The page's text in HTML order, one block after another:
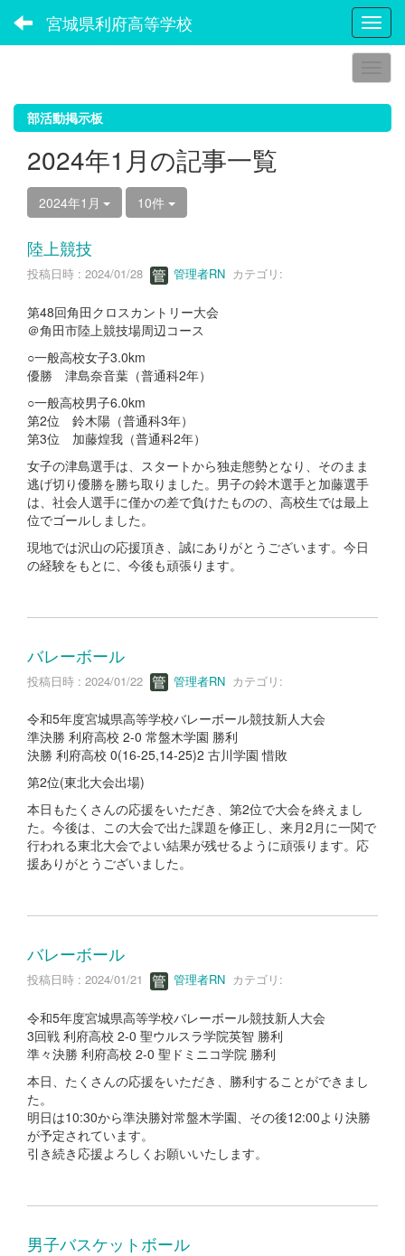
宮城県利府高等学校
部活動掲示板
2024年1月の記事一覧
2024年1月 10件
陸上競技
投稿日時 : 2024/01/28 管理者RN カテゴリ:
第48回角田クロスカントリー大会
＠角田市陸上競技場周辺コース
○一般高校女子3.0km
優勝 津島奈音葉（普通科2年）
○一般高校男子6.0km
第2位 鈴木陽（普通科3年）
第3位 加藤煌我（普通科2年）
女子の津島選手は、スタートから独走態勢となり、そのまま
逃げ切り優勝を勝ち取りました。男子の鈴木選手と加藤選手
は、社会人選手に僅かの差で負けたものの、高校生では最上
位でゴールしました。
現地では沢山の応援頂き、誠にありがとうございます。今日
の経験をもとに、今後も頑張ります。
バレーボール
投稿日時 : 2024/01/22 管理者RN カテゴリ:
令和5年度宮城県高等学校バレーボール競技新人大会
準決勝 利府高校 2-0 常盤木学園 勝利
決勝 利府高校 0(16-25,14-25)2 古川学園 惜敗
第2位(東北大会出場)
本日もたくさんの応援をいただき、第2位で大会を終えまし
た。今後は、この大会で出た課題を修正し、来月2月に一関で
行われる東北大会でよい結果が残せるように頑張ります。応
援ありがとうございました。
バレーボール
投稿日時 : 2024/01/21 管理者RN カテゴリ:
令和5年度宮城県高等学校バレーボール競技新人大会
3回戦 利府高校 2-0 聖ウルスラ学院英智 勝利
準々決勝 利府高校 2-0 聖ドミニコ学院 勝利
本日、たくさんの応援をいただき、勝利することができまし
た。
明日は10:30から準決勝対常盤木学園、その後12:00より決勝
が予定されています。
引き続き応援よろしくお願いいたします。
男子バスケットボール